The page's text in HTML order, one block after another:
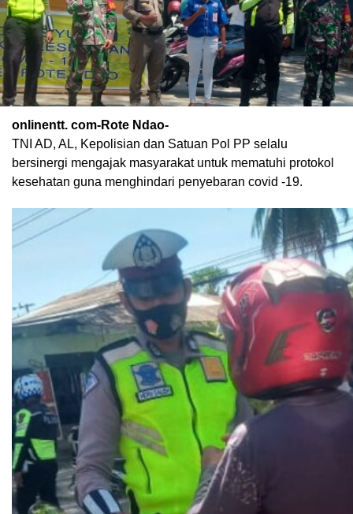
onlinentt. com-Rote Ndao-
TNI AD, AL, Kepolisian dan Satuan Pol PP selalu
bersinergi mengajak masyarakat untuk mematuhi protokol
kesehatan guna menghindari penyebaran covid -19.